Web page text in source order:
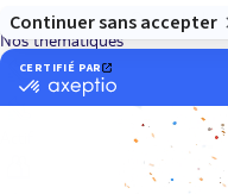
Océan Indien
Nos thématiques